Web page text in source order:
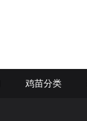
鸡苗分类